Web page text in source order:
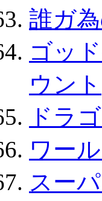
誰ガ
ゴッ
ウント
ドラ
ワー
スー